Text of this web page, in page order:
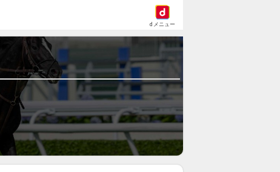
dメニュー